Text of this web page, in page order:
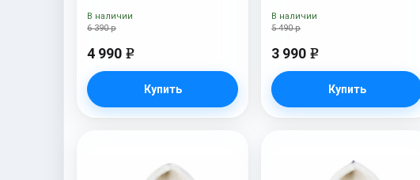
6 390 р
4 990 e
Купить
В наличии
5 490 р
3 990 e
Купить
В наличии